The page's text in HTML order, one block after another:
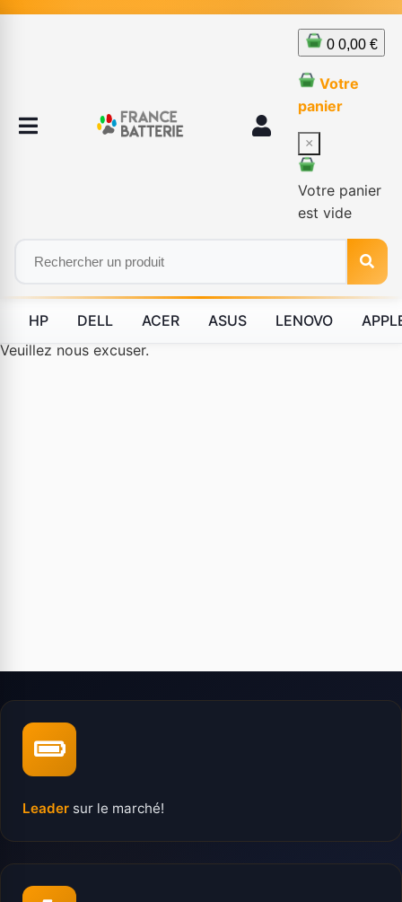
0 0,00 €
Votre
panier
×
Votre panier
est vide
HP DELL ACER ASUS LENOVO
Le produit #BLD--12232 n'est plus disponible à la vente.
Veuillez nous excuser.
Leader sur le marché!